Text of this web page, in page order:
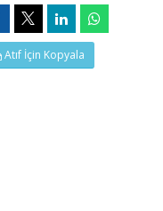
Atıf İçin Kopyala